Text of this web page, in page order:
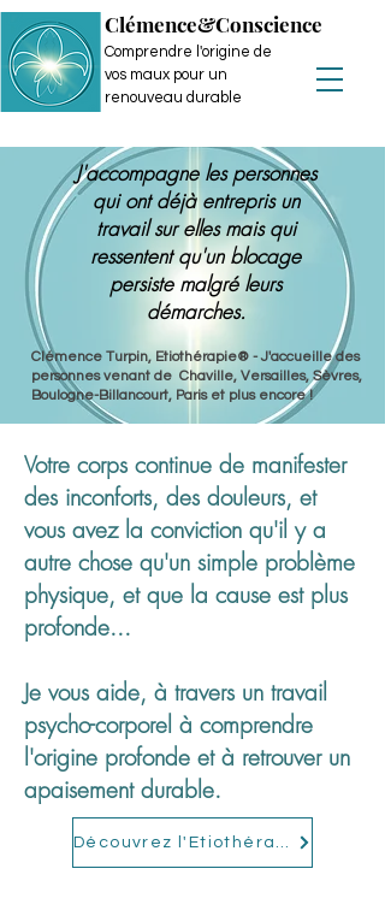
Clémence&Conscience
Comprendre l'origine de
vos maux pour un
renouveau durable
J'accompagne les personnes
qui ont déjà entrepris un
travail sur elles mais qui
ressentent qu'un blocage
persiste malgré leurs
démarches.
Clémence Turpin, Etiothérapie® - J'accueille des
personnes venant de Chaville, Versailles, Sèvres,
Boulogne-Billancourt, Paris et plus encore !
Votre corps continue de manifester
des inconforts, des douleurs, et
vous avez la conviction qu'il y a
autre chose qu'un simple problème
physique, et que la cause est plus
profonde...
Je vous aide, à travers un travail
psycho-corporel à comprendre
l'origine profonde et à retrouver un
apaisement durable.
Découvrez l'Etiothérapie®